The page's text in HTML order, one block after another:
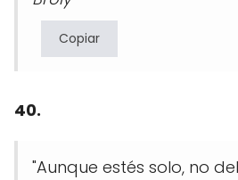
Copiar
40.
"Aunque estés solo, no